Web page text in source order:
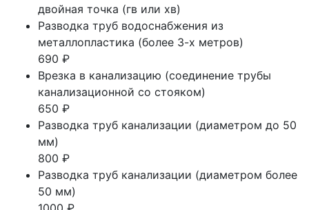
двойная точка (гв или хв)
Разводка труб водоснабжения из
металлопластика (более 3-х метров)
690 ₽
Врезка в канализацию (соединение трубы
канализационной со стояком)
650 ₽
Разводка труб канализации (диаметром до 50
мм)
800 ₽
Разводка труб канализации (диаметром более
50 мм)